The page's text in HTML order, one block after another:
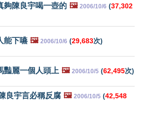
夠陳良宇喝一壺的 🖼️ 2006/10/6 (37,302
能下嚥 🖼️ 2006/10/6 (29,683次)
豔麗一個人頭上 🖼️ 2006/10/5 (62,495次)
良宇言必稱反腐 🖼️ 2006/10/5 (42,548